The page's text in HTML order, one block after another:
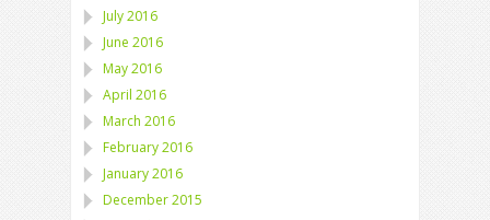
July 2016
June 2016
May 2016
April 2016
March 2016
February 2016
January 2016
December 2015